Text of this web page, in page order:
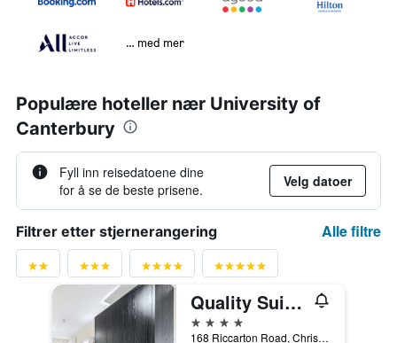
… med mer
Populære hoteller nær University of
Canterbury
Fyll inn reisedatoene dine
for å se de beste prisene.
Velg datoer
Filtrer etter stjernerangering Alle filtre
Quality Suites Amore
4 stjerner
168 Riccarton Road, Christchurch, New Zealand